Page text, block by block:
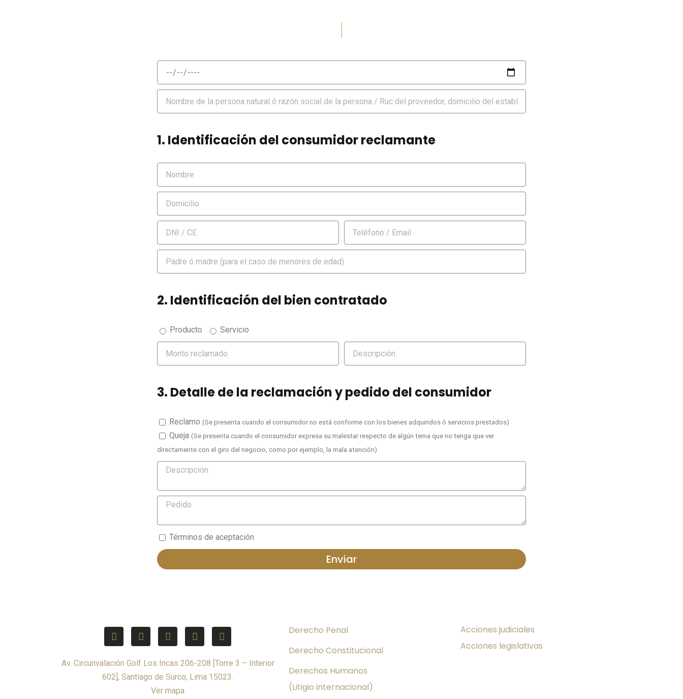
1. Identificación del consumidor reclamante
2. Identificación del bien contratado
Producto Servicio
3. Detalle de la reclamación y pedido del consumidor
Reclamo (Se presenta cuando el consumidor no está conforme con los bienes adquiridos ó servicios prestados)
Queja (Se presenta cuando el consumidor expresa su malestar respecto de algún tema que no tenga que ver
directamente con el giro del negocio, como por ejemplo, la mala atención)
Términos de aceptación
Enviar
Av. Circunvalación Golf Los Incas 206-208 [Torre 3 – Interior
602], Santiago de Surco, Lima 15023.
Ver mapa
Derecho Penal
Derecho Constitucional
Derechos Humanos
(Litigio internacional)
Acciones judiciales
Acciones legislativas